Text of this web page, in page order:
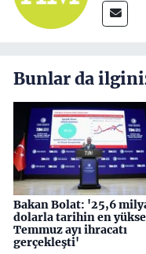
Bunlar da
Bakan Bolat: '25,6
dolarla tarihin en
Temmuz ayı ihracatı
gerçekleşti'